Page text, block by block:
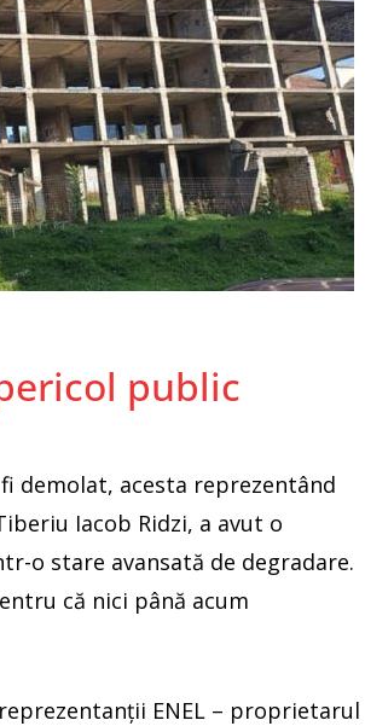
public
demolat, acesta reprezentând
Iacob Ridzi, a avut o
o stare avansată de degradare.
că nici până acum
ENEL – proprietarul